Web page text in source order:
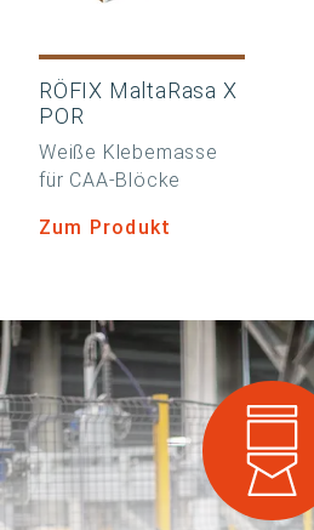
RÖFIX MaltaRasa X
POR
Weiße Klebemasse
für CAA-Blöcke
Zum Produkt